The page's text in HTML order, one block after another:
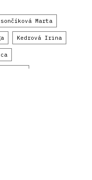
Marta
Kedrová Irina